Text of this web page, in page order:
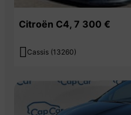
Citroën C4, 7 300 €
 Cassis (13260)